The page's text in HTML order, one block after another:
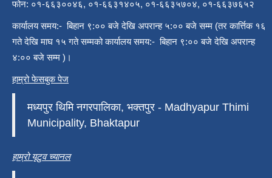
फोन: ०१-६६३००४६, ०१-६६३१४०५, ०१-६६३५७०४, ०१-६६३७६५२
कार्यालय समय:- बिहान ९:०० बजे देखि अपरान्ह ५:०० बजे सम्म (तर कार्त्तिक १६
गते देखि माघ १५ गते सम्मको कार्यालय समय:- बिहान ९:०० बजे देखि अपरान्ह
४:०० बजे सम्म )।
हाम्रो फेसबुक पेज
मध्यपुर थिमि नगरपालिका, भक्तपुर - Madhyapur Thimi
Municipality, Bhaktapur
हाम्रो यूटुव च्यानल